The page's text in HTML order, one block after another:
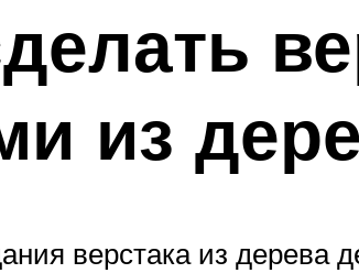
из
верстака из дерева